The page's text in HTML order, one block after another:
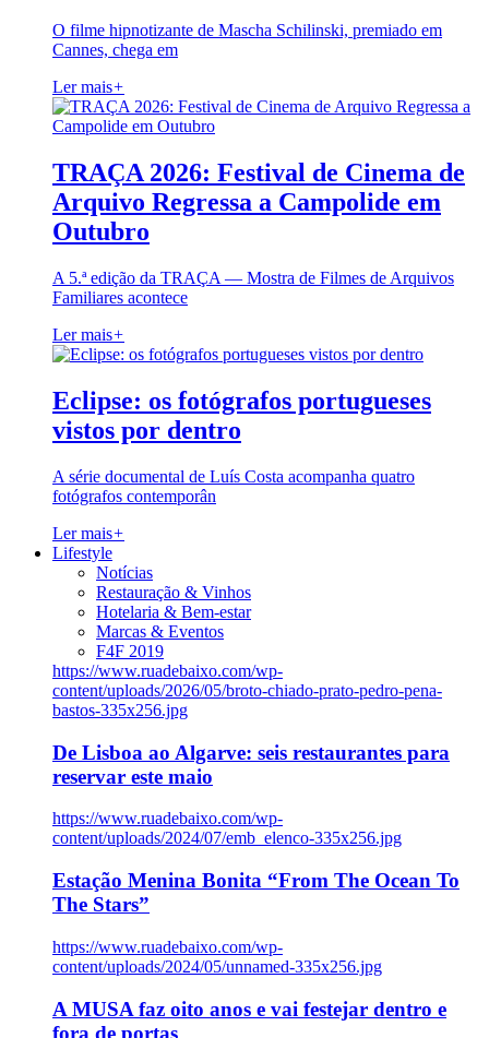
O filme hipnotizante de Mascha Schilinski, premiado em
Cannes, chega em
Ler mais+
TRAÇA 2026: Festival de Cinema de
Arquivo Regressa a Campolide em
Outubro
A 5.ª edição da TRAÇA — Mostra de Filmes de Arquivos
Familiares acontece
Ler mais+
Eclipse: os fotógrafos portugueses
vistos por dentro
A série documental de Luís Costa acompanha quatro
fotógrafos contemporân
Ler mais+
Lifestyle
Notícias
Restauração & Vinhos
Hotelaria & Bem-estar
Marcas & Eventos
F4F 2019
https://www.ruadebaixo.com/wp-
content/uploads/2026/05/broto-chiado-prato-pedro-pena-
bastos-335x256.jpg
De Lisboa ao Algarve: seis restaurantes para
reservar este maio
https://www.ruadebaixo.com/wp-
content/uploads/2024/07/emb_elenco-335x256.jpg
Estação Menina Bonita “From The Ocean To
The Stars”
https://www.ruadebaixo.com/wp-
content/uploads/2024/05/unnamed-335x256.jpg
A MUSA faz oito anos e vai festejar dentro e
fora de portas